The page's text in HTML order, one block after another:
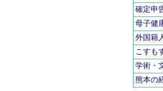
確定申
母子健
外国籍
こすも
学術・
熊本の